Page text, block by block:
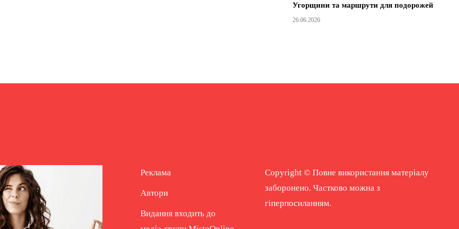
Угорщини та маршрути для подорожей
26.06.2026
Реклама
Автори
Видання входить до
Copyright © Повне використання матеріалу
заборонено. Частково можна з
гіперпосиланням.